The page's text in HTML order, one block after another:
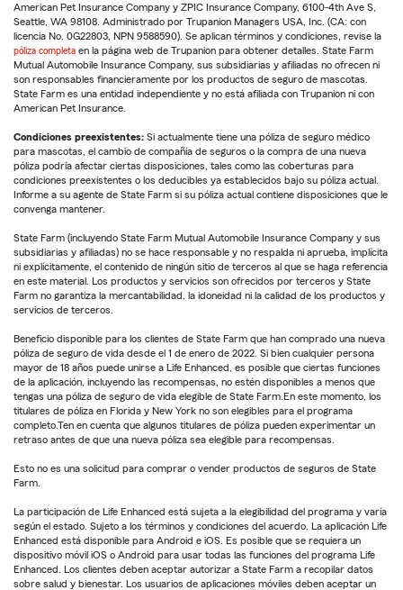
American Pet Insurance Company y ZPIC Insurance Company, 6100-4th Ave S,
Seattle, WA 98108. Administrado por Trupanion Managers USA, Inc. (CA: con
licencia No. 0G22803, NPN 9588590). Se aplican términos y condiciones, revise la
póliza completa en la página web de Trupanion para obtener detalles. State Farm
Mutual Automobile Insurance Company, sus subsidiarias y afiliadas no ofrecen ni
son responsables financieramente por los productos de seguro de mascotas.
State Farm es una entidad independiente y no está afiliada con Trupanion ni con
American Pet Insurance.
Condiciones preexistentes: Si actualmente tiene una póliza de seguro médico
para mascotas, el cambio de compañía de seguros o la compra de una nueva
póliza podría afectar ciertas disposiciones, tales como las coberturas para
condiciones preexistentes o los deducibles ya establecidos bajo su póliza actual.
Informe a su agente de State Farm si su póliza actual contiene disposiciones que le
convenga mantener.
State Farm (incluyendo State Farm Mutual Automobile Insurance Company y sus
subsidiarias y afiliadas) no se hace responsable y no respalda ni aprueba, implícita
ni explícitamente, el contenido de ningún sitio de terceros al que se haga referencia
en este material. Los productos y servicios son ofrecidos por terceros y State
Farm no garantiza la mercantabilidad, la idoneidad ni la calidad de los productos y
servicios de terceros.
Beneficio disponible para los clientes de State Farm que han comprado una nueva
póliza de seguro de vida desde el 1 de enero de 2022. Si bien cualquier persona
mayor de 18 años puede unirse a Life Enhanced, es posible que ciertas funciones
de la aplicación, incluyendo las recompensas, no estén disponibles a menos que
tengas una póliza de seguro de vida elegible de State Farm.En este momento, los
titulares de póliza en Florida y New York no son elegibles para el programa
completo.Ten en cuenta que algunos titulares de póliza pueden experimentar un
retraso antes de que una nueva póliza sea elegible para recompensas.
Esto no es una solicitud para comprar o vender productos de seguros de State
Farm.
La participación de Life Enhanced está sujeta a la elegibilidad del programa y varía
según el estado. Sujeto a los términos y condiciones del acuerdo. La aplicación Life
Enhanced está disponible para Android e iOS. Es posible que se requiera un
dispositivo móvil iOS o Android para usar todas las funciones del programa Life
Enhanced. Los clientes deben aceptar autorizar a State Farm a recopilar datos
sobre salud y bienestar. Los usuarios de aplicaciones móviles deben aceptar un